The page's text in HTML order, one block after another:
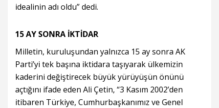
idealinin adı oldu” dedi.
15 AY SONRA İKTİDAR
Milletin, kuruluşundan yalnızca 15 ay sonra AK
Parti’yi tek başına iktidara taşıyarak ülkemizin
kaderini değiştirecek büyük yürüyüşün önünü
açtığını ifade eden Ali Çetin, “3 Kasım 2002’den
itibaren Türkiye, Cumhurbaşkanımız ve Genel